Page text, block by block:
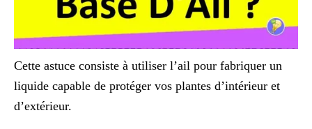
Cette astuce consiste à utiliser l’ail pour fabriquer un
liquide capable de protéger vos plantes d’intérieur et
d’extérieur.